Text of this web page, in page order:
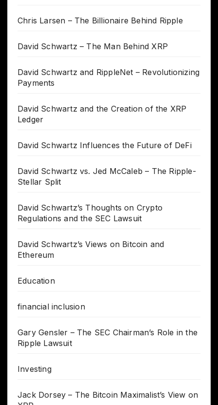
Chris Larsen – The Billionaire Behind Ripple
David Schwartz – The Man Behind XRP
David Schwartz and RippleNet – Revolutionizing
Payments
David Schwartz and the Creation of the XRP
Ledger
David Schwartz Influences the Future of DeFi
David Schwartz vs. Jed McCaleb – The Ripple-
Stellar Split
David Schwartz’s Thoughts on Crypto
Regulations and the SEC Lawsuit
David Schwartz’s Views on Bitcoin and
Ethereum
Education
financial inclusion
Gary Gensler – The SEC Chairman’s Role in the
Ripple Lawsuit
Investing
Jack Dorsey – The Bitcoin Maximalist’s View on